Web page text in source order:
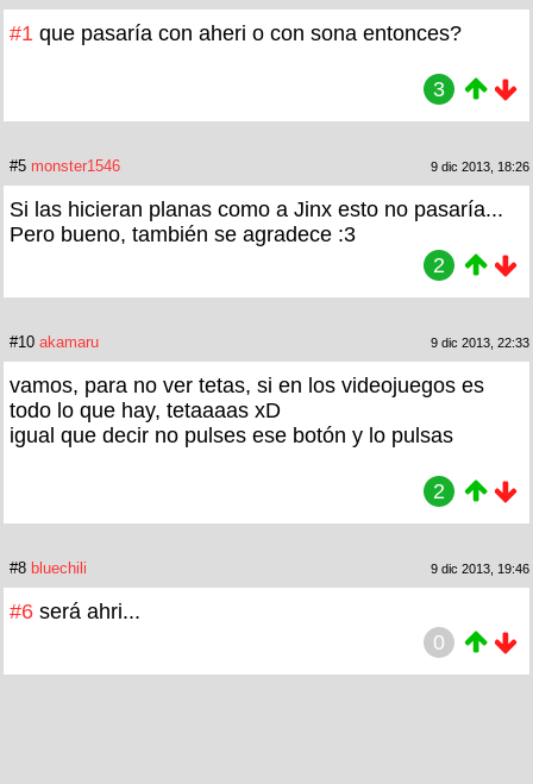
#1 que pasaría con aheri o con sona entonces?
3
#5 monster1546 9 dic 2013, 18:26
Si las hicieran planas como a Jinx esto no pasaría...
Pero bueno, también se agradece :3
2
#10 akamaru 9 dic 2013, 22:33
vamos, para no ver tetas, si en los videojuegos es
todo lo que hay, tetaaaas xD
igual que decir no pulses ese botón y lo pulsas
2
#8 bluechili 9 dic 2013, 19:46
#6 será ahri...
0